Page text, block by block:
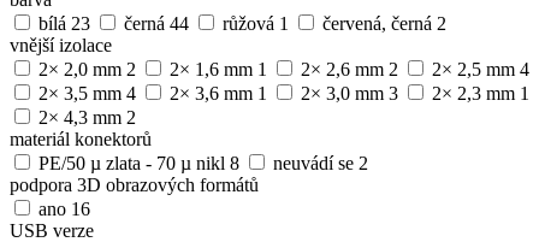
bílá 23 černá 44 růžová 1 červená, černá 2
vnější izolace
2× 2,0 mm 2 2× 1,6 mm 1 2× 2,6 mm 2 2× 2,5 mm 4
2× 3,5 mm 4 2× 3,6 mm 1 2× 3,0 mm 3 2× 2,3 mm 1
2× 4,3 mm 2
materiál konektorů
PE/50 µ zlata - 70 µ nikl 8 neuvádí se 2
podpora 3D obrazových formátů
ano 16
USB verze